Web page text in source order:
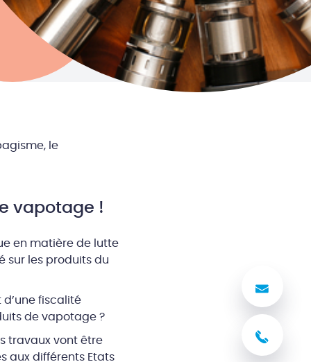
le
vapotage !
en matière de lutte
sur les produits du
fiscalité
de vapotage ?
travaux vont être
aux différents Etats